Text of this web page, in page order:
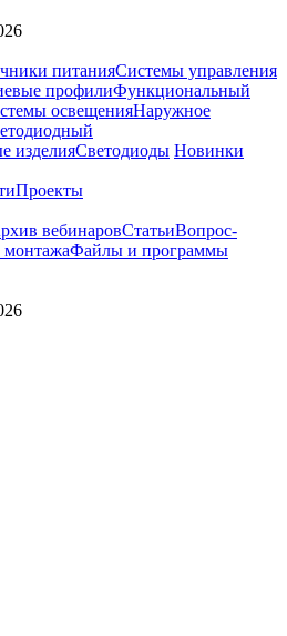
питанияСистемы управления
профилиФункциональный
освещенияНаружное
изделияСветодиоды Новинки
Проекты
вебинаровСтатьиВопрос-
Файлы и программы